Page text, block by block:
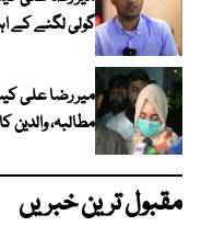
گولی لگنے کے
میر رضا علی
مطالبہ، والدین
مقبول ترین خبریں